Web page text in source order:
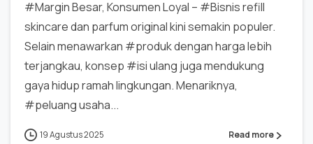
#Margin Besar, Konsumen Loyal – #Bisnis refill
skincare dan parfum original kini semakin populer.
Selain menawarkan #produk dengan harga lebih
terjangkau, konsep #isi ulang juga mendukung
gaya hidup ramah lingkungan. Menariknya,
#peluang usaha...
19 Agustus 2025 Read more